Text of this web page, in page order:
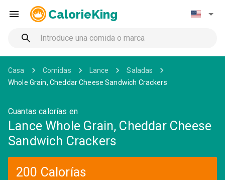
CalorieKing
Casa Comidas Lance
Saladas
Whole Grain, Cheddar Cheese Sandwich Crackers
Cuantas calorías en
Lance Whole Grain, Cheddar Cheese
Sandwich Crackers
200 Calorías